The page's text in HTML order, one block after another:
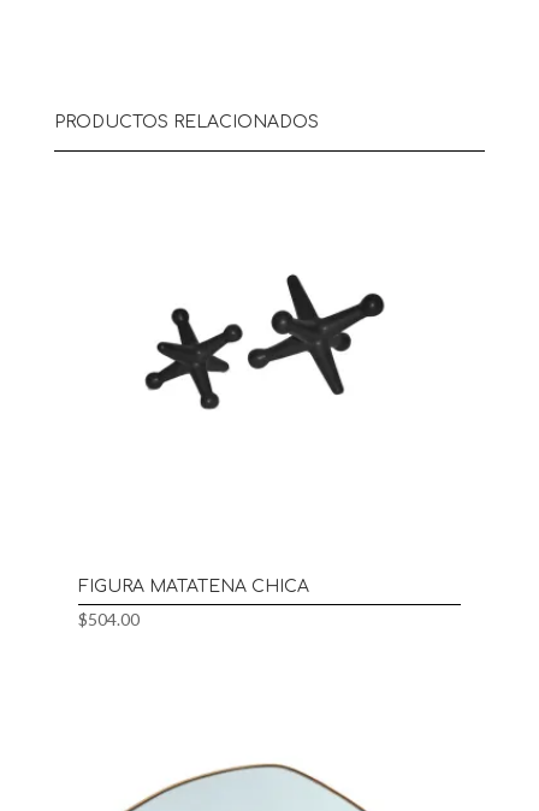
PRODUCTOS RELACIONADOS
FIGURA MATATENA CHICA
$504.00